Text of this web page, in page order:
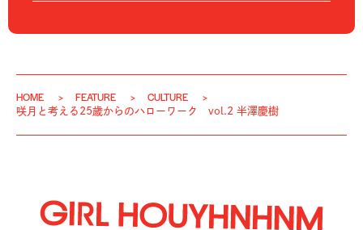
HOME FEATURE
CULTURE
咲月と考える25歳からのハローワーク vol.2 半澤慶樹